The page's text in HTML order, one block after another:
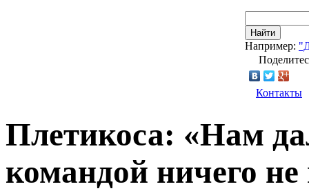
Найти
Например:
Контакты
Плетикоса: «Нам
командой ничего не